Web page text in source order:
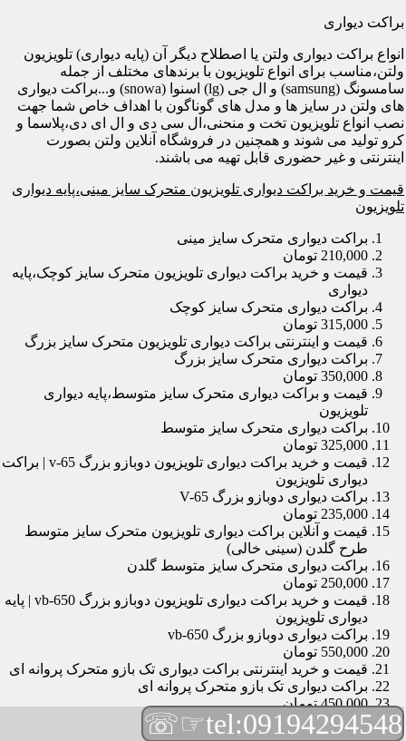
براکت دیواری
انواع براکت دیواری ولتن یا اصطلاح دیگر آن (پایه دیواری) تلویزیون
ولتن،مناسب برای انواع تلویزیون با برندهای مختلف از جمله
سامسونگ (samsung) و ال جی (lg) اسنوا (snowa) و...براکت دیواری
های ولتن در سایز ها و مدل های گوناگون با اهداف خاص شما جهت
نصب انواع تلویزیون تخت و منحنی،ال سی دی و ال ای دی،پلاسما و
کرو تولید می شوند و همچنین در فروشگاه آنلاین ولتن بصورت
اینترنتی و غیر حضوری قابل تهیه می باشند.
قیمت و خرید براکت دیواری تلویزیون متحرک سایز مینی،پایه دیواری
تلویزیون
براکت دیواری متحرک سایز مینی
210,000 تومان
قیمت و خرید براکت دیواری تلویزیون متحرک سایز کوچک،پایه
دیواری
براکت دیواری متحرک سایز کوچک
315,000 تومان
قیمت و اینترنتی براکت دیواری تلویزیون متحرک سایز بزرگ
براکت دیواری متحرک سایز بزرگ
350,000 تومان
قیمت و براکت دیواری متحرک سایز متوسط،پایه دیواری
تلویزیون
براکت دیواری متحرک سایز متوسط
325,000 تومان
قیمت و خرید براکت دیواری تلویزیون دوبازو بزرگ v-65 | براکت
دیواری تلویزیون
براکت دیواری دوبازو بزرگ V-65
235,000 تومان
قیمت و آنلاین براکت دیواری تلویزیون متحرک سایز متوسط
طرح گلدن (سینی خالی)
براکت دیواری متحرک سایز متوسط گلدن
250,000 تومان
قیمت و خرید براکت دیواری تلویزیون دوبازو بزرگ vb-650 | پایه
دیواری تلویزیون
براکت دیواری دوبازو بزرگ vb-650
550,000 تومان
قیمت و خرید اینترنتی براکت دیواری تک بازو متحرک پروانه ای
براکت دیواری تک بازو متحرک پروانه ای
450,000 تومان
قیمت و براکت دیواری تلویزیون مچی | براکت دیواری تلویزیون
tel:09194294548
☞☏